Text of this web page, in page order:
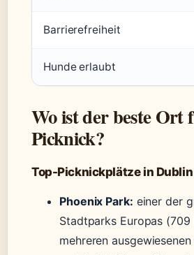
Barrierefreiheit
Hunde erlaubt
Wo ist der beste Ort
Picknick?
Top-Picknickplätze in Dublin
Phoenix Park: einer der
Stadtparks Europas
mehreren